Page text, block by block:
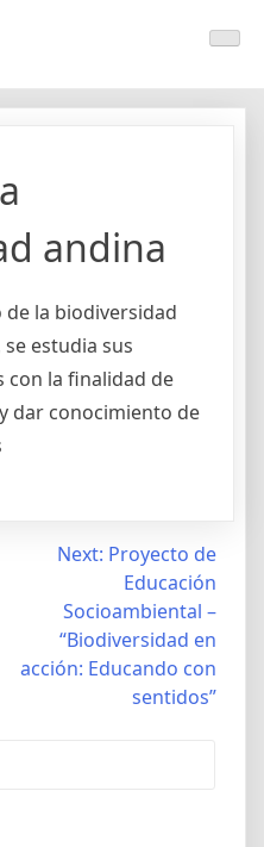
y el caribe
andina
la biodiversidad
estudia sus
con la finalidad de
dar conocimiento de
Next: Proyecto de
Educación
Socioambiental –
“Biodiversidad en
acción: Educando con
sentidos”